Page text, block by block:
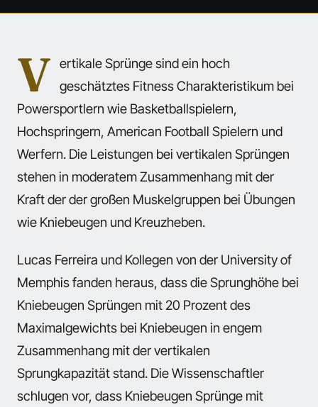
V ertikale Sprünge sind ein hoch
geschätztes Fitness Charakteristikum bei
Powersportlern wie Basketballspielern,
Hochspringern, American Football Spielern und
Werfern. Die Leistungen bei vertikalen Sprüngen
stehen in moderatem Zusammenhang mit der
Kraft der der großen Muskelgruppen bei Übungen
wie Kniebeugen und Kreuzheben.
Lucas Ferreira und Kollegen von der University of
Memphis fanden heraus, dass die Sprunghöhe bei
Kniebeugen Sprüngen mit 20 Prozent des
Maximalgewichts bei Kniebeugen in engem
Zusammenhang mit der vertikalen
Sprungkapazität stand. Die Wissenschaftler
schlugen vor, dass Kniebeugen Sprünge mit